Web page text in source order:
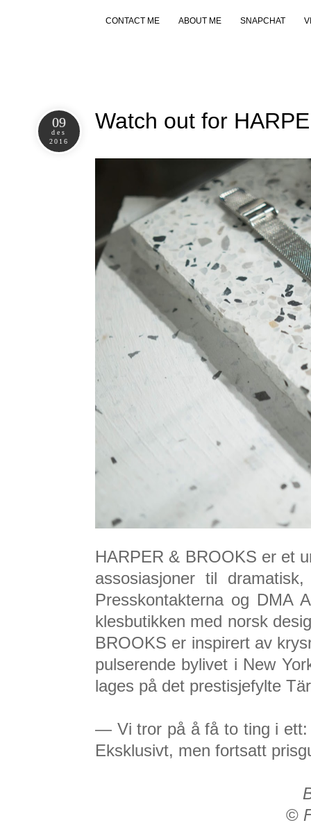
CONTACT ME ABOUT ME SNAPCHAT
09
des
2016
Watch out for
HARPER & BROOKS er et
assosiasjoner til
Presskontakterna og DMA
klesbutikken med norsk
BROOKS er inspirert av
pulserende bylivet i New
lages på det prestisjefylte
— Vi tror på å få to ting i
Eksklusivt, men fortsatt
©